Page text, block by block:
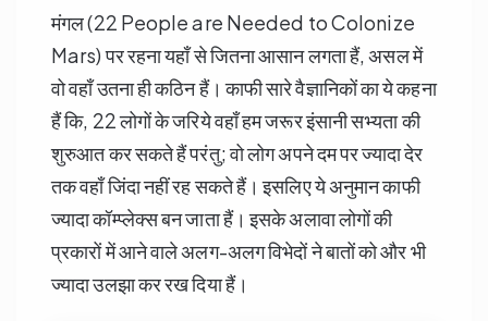
मंगल (22 People are Needed to Colonize
Mars) पर रहना यहाँ से जितना आसान लगता हैं, असल में
वो वहाँ उतना ही कठिन हैं। काफी सारे वैज्ञानिकों का ये कहना
हैं कि, 22 लोगों के जरिये वहाँ हम जरूर इंसानी सभ्यता की
शुरुआत कर सकते हैं परंतु; वो लोग अपने दम पर ज्यादा देर
तक वहाँ जिंदा नहीं रह सकते हैं। इसलिए ये अनुमान काफी
ज्यादा कॉम्प्लेक्स बन जाता हैं। इसके अलावा लोगों की
प्रकारों में आने वाले अलग-अलग विभेदों ने बातों को और भी
ज्यादा उलझा कर रख दिया हैं।